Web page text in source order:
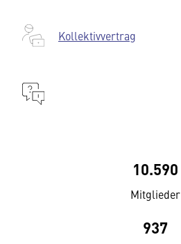
Kollektivvertrag
10.590
Mitglieder
937